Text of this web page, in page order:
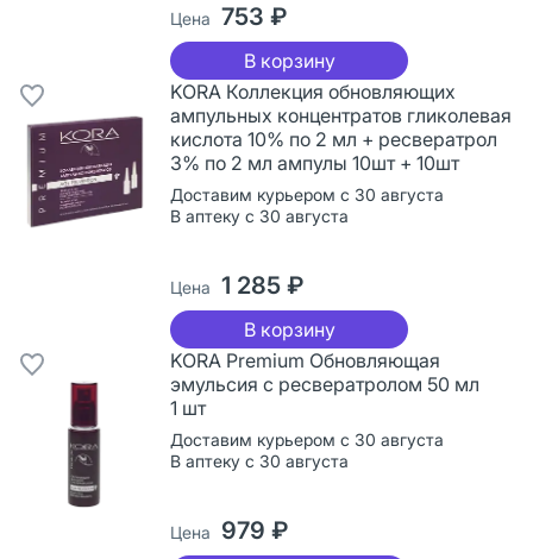
Цена 753 ₽
В корзину
KORA Коллекция обновляющих
ампульных концентратов гликолевая
кислота 10% по 2 мл + ресвератрол
3% по 2 мл ампулы 10шт + 10шт
Доставим курьером с 30 августа
В аптеку с 30 августа
Цена 1 285 ₽
В корзину
KORA Premium Обновляющая
эмульсия с ресвератролом 50 мл
1 шт
Доставим курьером с 30 августа
В аптеку с 30 августа
Цена 979 ₽